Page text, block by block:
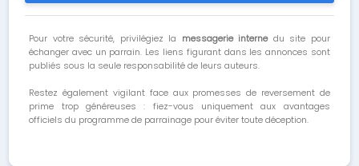
Pour votre sécurité, privilégiez la messagerie internedu site pour
échanger avec un parrain. Les liens figurant dans les annonces sont
publiés sous la seule responsabilité de leurs auteurs.
Restez également vigilant face aux promesses de reversement de
prime trop généreuses : fiez-vous uniquement aux avantages
officiels du programme de parrainage pour éviter toute déception.